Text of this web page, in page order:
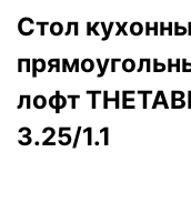
Стол
лофт
3.25/1.1